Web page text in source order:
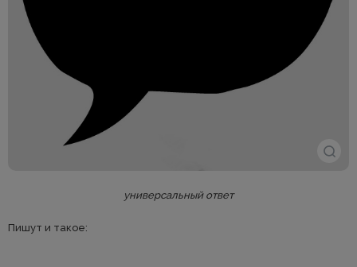
универсальный ответ
Пишут и такое: